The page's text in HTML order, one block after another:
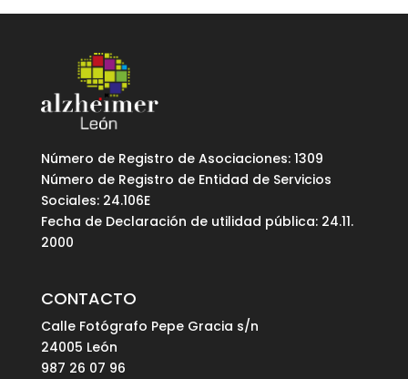
Número de Registro de Asociaciones: 1309
Número de Registro de Entidad de Servicios
Sociales: 24.106E
Fecha de Declaración de utilidad pública: 24.11.
2000
CONTACTO
Calle Fotógrafo Pepe Gracia s/n
24005 León
987 26 07 96